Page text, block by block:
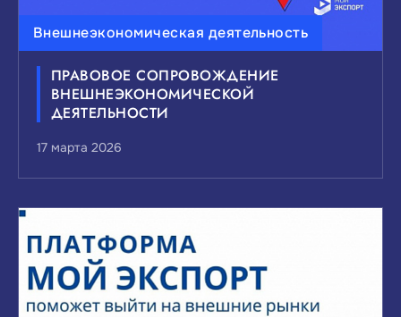
Внешнеэкономическая деятельность
ПРАВОВОЕ СОПРОВОЖДЕНИЕ
ВНЕШНЕЭКОНОМИЧЕСКОЙ
ДЕЯТЕЛЬНОСТИ
17 марта 2026